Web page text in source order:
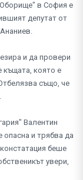
в София е
депутат от
и да провери
къщата, която е
също, че
Валентин
опасна и трябва да
беше
увери,